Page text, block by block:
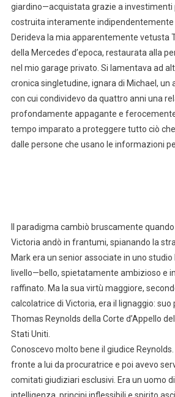
giardino—acquistata grazie a investimenti
costruita interamente indipendentemente
Derideva la mia apparentemente vetusta
della Mercedes d’epoca, restaurata alla
nel mio garage privato. Si lamentava ad
cronica singletudine, ignara di Michael, un
con cui condividevo da quattro anni una
profondamente appagante e
tempo imparato a proteggere tutto ciò
dalle persone che usano le informazioni
Il paradigma cambiò bruscamente
Victoria andò in frantumi, spianando la
Mark era un senior associate in uno
livello—bello, spietatamente ambizioso e
raffinato. Ma la sua virtù maggiore,
calcolatrice di Victoria, era il lignaggio: suo
Thomas Reynolds della Corte d’Appello
Stati Uniti.
Conoscevo molto bene il giudice
fronte a lui da procuratrice e poi avevo
comitati giudiziari esclusivi. Era un uomo